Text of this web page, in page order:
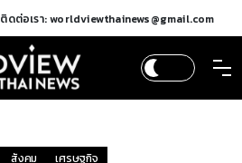
ติดต่อเรา: worldviewthainews@gmail.com
สังคม เศรษฐกิจ